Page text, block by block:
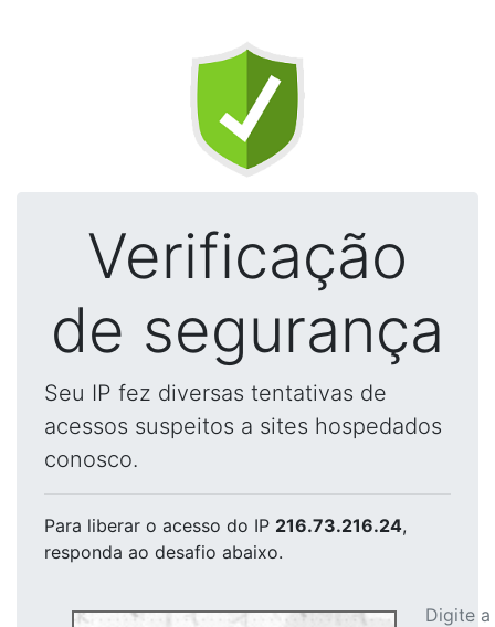
Verificação
de segurança
Seu IP fez diversas tentativas de
acessos suspeitos a sites hospedados
conosco.
Para liberar o acesso do IP 216.73.216.24,
responda ao desafio abaixo.
Digite